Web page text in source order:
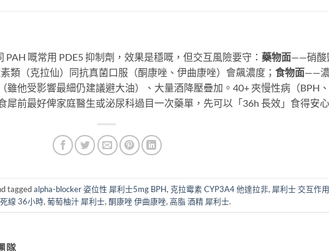
PAH 嘅常用 PDE5 抑制劑，效果是穩嘅，但交互風險要守： 藥物面——硝酸
類（克拉仙）同抗真菌口服（酮康唑、伊曲康唑）會飆濃度； 食物面——
雖他受影響最細仍建議避大油）、大量酒降壓疊加。40+ 夾慢性病（BPH
犀前最好俾家庭醫生或泌尿科過目一次藥單，先可以「36h 長效」食得安
taggedalpha-blocker 姿位性 犀利士5mg BPH, 克拉霉素 CYP3A4 他達拉非, 犀利士 交互作
線 36小時,葡萄柚汁 犀利士,酮康唑 伊曲康唑,高脂 酒精 犀利士.
隊